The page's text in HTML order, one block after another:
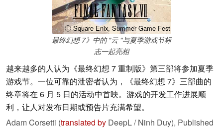
ⓘ Square Enix, Summer Game Fest
最终幻想 7》中的 "云 "与夏季游戏节标
志一起亮相
越来越多的人认为《最终幻想 7 重制版》第三部将参加夏季
游戏节。一位可靠的泄密者认为，《最终幻想 7》三部曲的
终章将在 6 月 5 日的活动中首映。游戏的开发工作进展顺
利，让人对发布日期或预告片充满希望。
Adam Corsetti (translated by DeepL / Ninh Duy), Published